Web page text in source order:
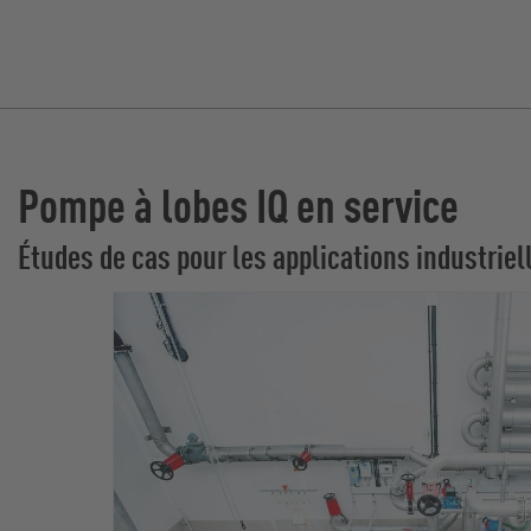
Pompe à lobes IQ en service
Études de cas pour les applications